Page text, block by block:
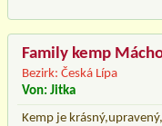
Family kemp
Bezirk: Česká Lípa
Von: Jitka
Kemp je